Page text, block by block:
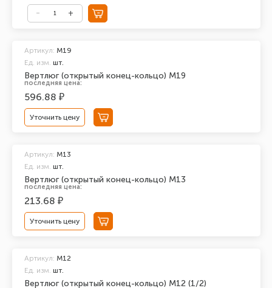
Вертлюг (открытый конец-кольцо) М19
Артикул: М19
Ед. изм. шт.
последняя цена:
596.88 ₽
Уточнить цену
Вертлюг (открытый конец-кольцо) М13
Артикул: М13
Ед. изм. шт.
последняя цена:
213.68 ₽
Уточнить цену
Вертлюг (открытый конец-кольцо) М12 (1/2)
Артикул: М12
Ед. изм. шт.